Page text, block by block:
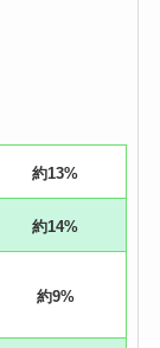
約13%
約14%
約9%